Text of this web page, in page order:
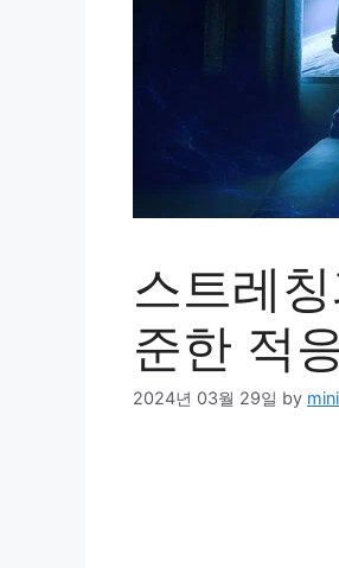
스트레
준한 적
2024년 03월 29일 by